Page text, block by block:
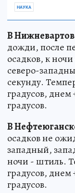
НАУКА
В
дожди, после
осадков, к
северо-
секунду.
градусов, днем
градусов.
В
осадков не
западный,
ночи - штиль.
градусов, днем
градусов.